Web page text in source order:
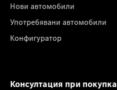
Нови автомобили
Употребявани автомобили
Конфигуратор
Консултация при покупка